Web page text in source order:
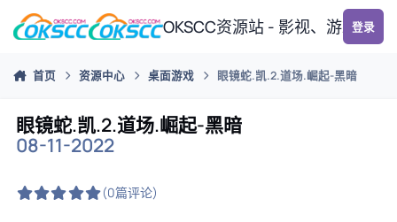
跳转到帖子
OKSCC资源站 - 影视、游戏、
登录
首页 资源中心 桌面游戏 眼镜蛇.凯.2.道场.崛起-黑暗
眼镜蛇.凯.2.道场.崛起-黑暗
08-11-2022
(0篇评论)